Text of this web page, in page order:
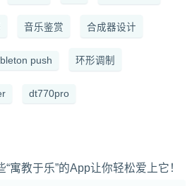
音乐鉴赏 合成器设计
push 环形调制
dt770pro
寓教于乐”的App让你轻松爱上它！